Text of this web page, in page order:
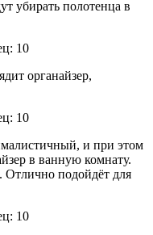
убирать полотенца в
органайзер,
и при этом
в ванную комнату.
Отлично подойдёт для